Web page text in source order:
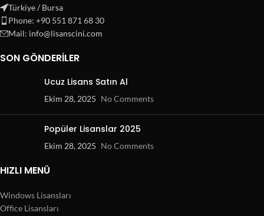
Türkiye / Bursa
Phone: +90 551 871 68 30
Mail: info@lisanscini.com
SON GÖNDERILER
Ucuz Lisans Satın Al
Ekim 28, 2025 No Comments
Popüler Lisanslar 2025
Ekim 28, 2025 No Comments
HIZLI MENÜ
Windows Lisansları
Office Lisansları